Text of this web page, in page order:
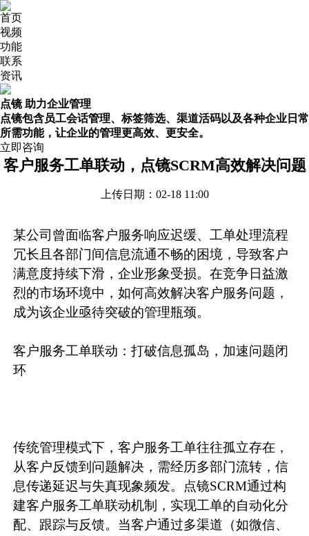
首页
视频
功能
联系
资讯
点镜 助力企业管理
点镜包含员工会话管理、标签筛选、渠道活码以及各种企业日常
所需功能，让企业的管理更高效、更安全。
立即咨询
客户服务工单联动，点镜SCRM高效解决问题
上传日期：02-18 11:00
某公司曾面临客户服务响应迟缓、工单处理流程
冗长且各部门间信息流通不畅的困境，导致客户
满意度持续下滑，企业形象受损。在竞争日益激
烈的市场环境中，如何高效解决客户服务问题，
成为该企业亟待突破的管理瓶颈。
客户服务工单联动：打破信息孤岛，加速问题闭
环
传统管理模式下，客户服务工单往往孤立存在，
从客户反馈到问题解决，需经历多部门流转，信
息传递延迟与失真现象频发。点镜SCRM通过构
建客户服务工单联动机制，实现工单的自动化分
配、跟踪与反馈。当客户通过多渠道（如微信、